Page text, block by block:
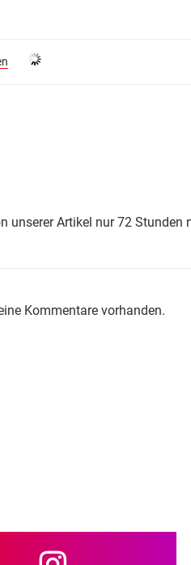
unserer Artikel nur 72
Kommentare vorhanden.